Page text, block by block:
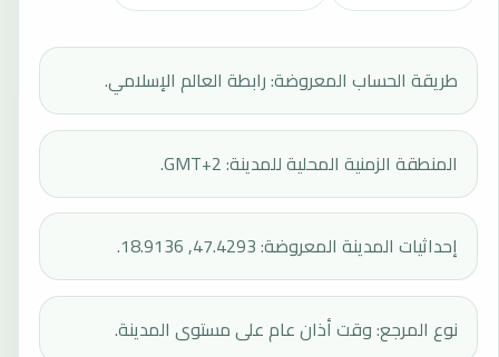
طريقة الحساب المعروضة: رابطة العالم الإسلامي.
المنطقة الزمنية المحلية للمدينة: GMT+2.
إحداثيات المدينة المعروضة: 47.4293, 18.9136.
نوع المرجع: وقت أذان عام على مستوى المدينة.